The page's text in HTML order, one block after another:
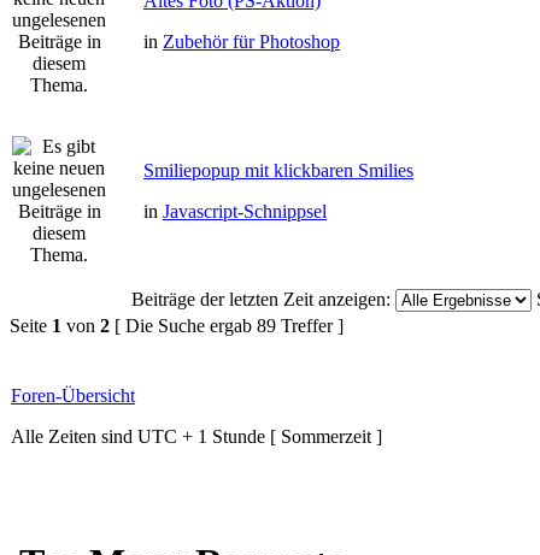
in Zubehör für Photoshop
Smiliepopup mit klickbaren Smilies
in Javascript-Schnippsel
Beiträge der letzten Zeit anzeigen:
Seite 1 von 2 [ Die Suche ergab 89 Treffer ]
Foren-Übersicht
Alle Zeiten sind UTC + 1 Stunde [ Sommerzeit ]